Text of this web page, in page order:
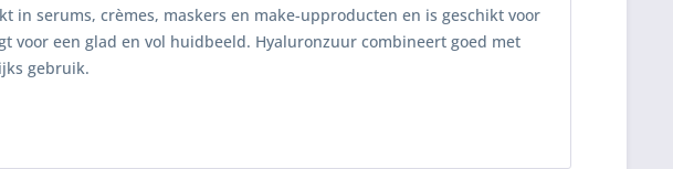
in serums, crèmes, maskers en make-upproducten en is geschikt voor
voor een glad en vol huidbeeld. Hyaluronzuur combineert goed met
gebruik.